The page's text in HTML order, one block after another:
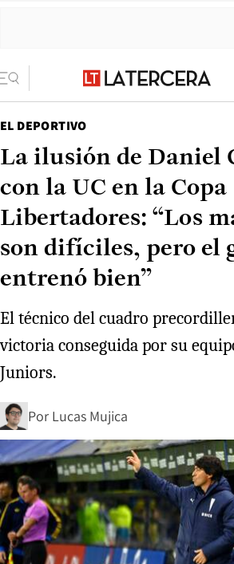
EL DEPORTIVO
La ilusión de Daniel
con la UC en la Copa
Libertadores: “Los
son difíciles, pero el
entrenó bien”
El técnico del cuadro
victoria conseguida por su
Juniors.
Por Lucas Mujica